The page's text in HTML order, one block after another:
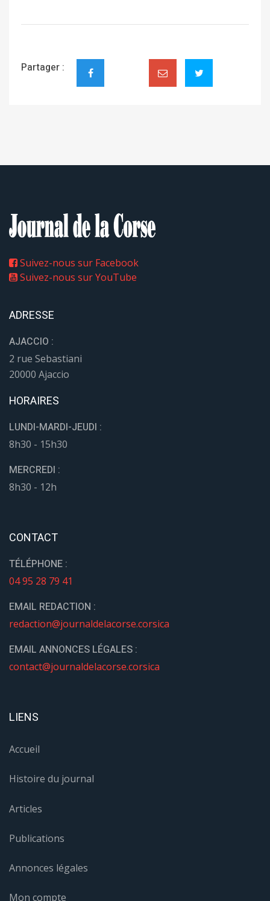
Partager :
Suivez-nous sur Facebook
Suivez-nous sur YouTube
ADRESSE
AJACCIO :
2 rue Sebastiani
20000 Ajaccio
HORAIRES
LUNDI-MARDI-JEUDI :
8h30 - 15h30
MERCREDI :
8h30 - 12h
CONTACT
TÉLÉPHONE :
04 95 28 79 41
EMAIL REDACTION :
redaction@journaldelacorse.corsica
EMAIL ANNONCES LÉGALES :
contact@journaldelacorse.corsica
LIENS
Accueil
Histoire du journal
Articles
Publications
Annonces légales
Mon compte